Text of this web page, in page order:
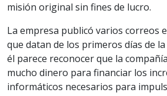
misión original sin fines de lucro.
La empresa publicó varios correos
que datan de los primeros días de
él parece reconocer que la
mucho dinero para financiar los
informáticos necesarios para